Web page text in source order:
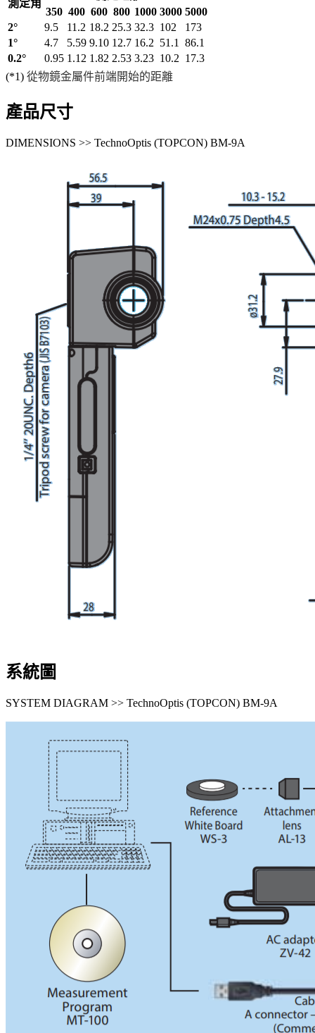
測定角
350 400 600 800 1000 3000 5000
2°
9.5 11.2 18.2 25.3 32.3 102
173
1°
4.7 5.59 9.10 12.7 16.2 51.1
86.1
0.2°
0.95 1.12 1.82 2.53 3.23 10.2 17.3
(*1) 從物鏡金屬件前端開始的距離
產品尺寸
DIMENSIONS >> TechnoOptis (TOPCON) BM-9A
系統圖
SYSTEM DIAGRAM >> TechnoOptis (TOPCON) BM-9A